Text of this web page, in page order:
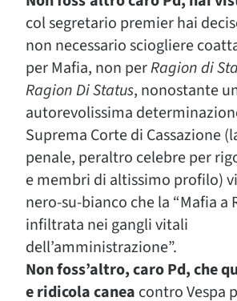
col segretario premier hai
non necessario sciogliere
per Mafia, non perRagion di
Ragion Di Status, nonostante
autorevolissima
Suprema Corte di Cassazione
penale, peraltro celebre per
e membri di altissimo profilo)
nero-su-bianco che la “Mafia a
infiltrata nei gangli vitali
dell’amministrazione”.
Non foss’altro, caro Pd, che
e ridicola canea contro Vespa